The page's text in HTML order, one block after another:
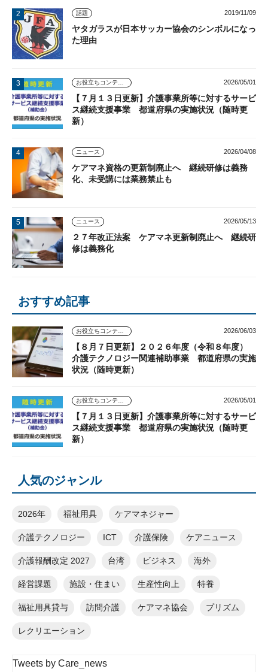
話題 2019/11/09
ヤタガラスが日本サッカー協会のシンボルになっ
た理由
2026/05/01
【７月１３日更新】介護事業所等に対するサービ
ス継続支援事業 都道府県の実施状況（随時更
新）
ニュース 2026/04/08
ケアマネ資格の更新制廃止へ 継続研修は義務
化、未受講には業務禁止も
ニュース 2026/05/13
２７年改正法案 ケアマネ更新制廃止へ 継続研
修は義務化
おすすめ記事
2026/06/03
【８月７日更新】２０２６年度（令和８年度）
介護テクノロジー関連補助事業 都道府県の実施
状況（随時更新）
2026/05/01
【７月１３日更新】介護事業所等に対するサービ
ス継続支援事業 都道府県の実施状況（随時更
新）
人気のジャンル
2026年 福祉用具 ケアマネジャー
介護テクノロジー ICT 介護保険 ケアニュース
介護報酬改定 2027 台湾 ビジネス 海外
経営課題 施設・住まい 生産性向上 特養
福祉用具貸与 訪問介護 ケアマネ協会 プリズム
レクリエーション
Tweets by Care_news